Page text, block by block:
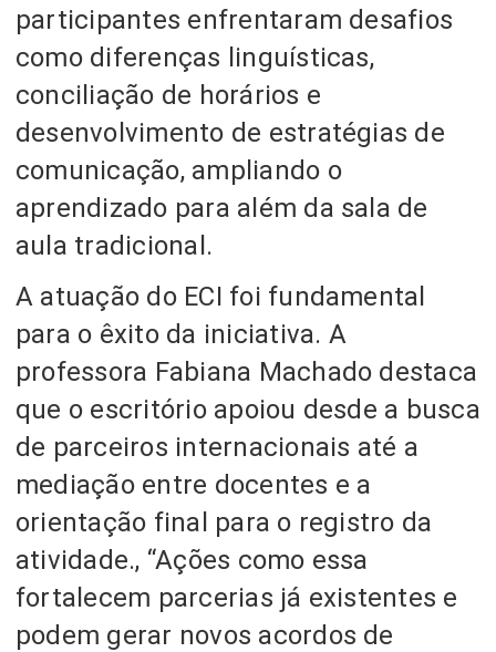
participantes enfrentaram desafios
como diferenças linguísticas,
conciliação de horários e
desenvolvimento de estratégias de
comunicação, ampliando o
aprendizado para além da sala de
aula tradicional.
A atuação do ECI foi fundamental
para o êxito da iniciativa. A
professora Fabiana Machado destaca
que o escritório apoiou desde a busca
de parceiros internacionais até a
mediação entre docentes e a
orientação final para o registro da
atividade., “Ações como essa
fortalecem parcerias já existentes e
podem gerar novos acordos de